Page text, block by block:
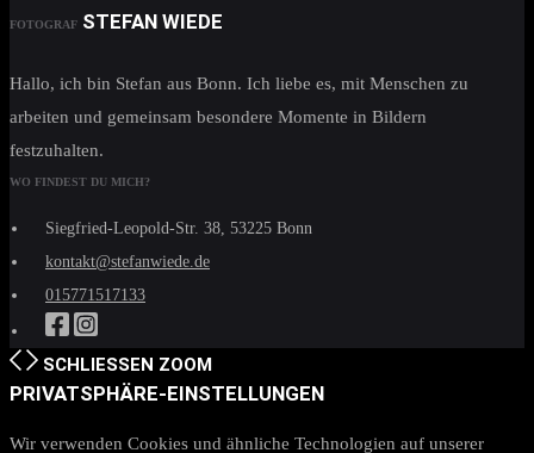
FOTOGRAF STEFAN WIEDE
Hallo, ich bin Stefan aus Bonn. Ich liebe es, mit Menschen zu
arbeiten und gemeinsam besondere Momente in Bildern
festzuhalten.
WO FINDEST DU MICH?
Siegfried-Leopold-Str. 38, 53225 Bonn
kontakt@stefanwiede.de
015771517133
SCHLIESSEN ZOOM
PRIVATSPHÄRE-EINSTELLUNGEN
Wir verwenden Cookies und ähnliche Technologien auf unserer